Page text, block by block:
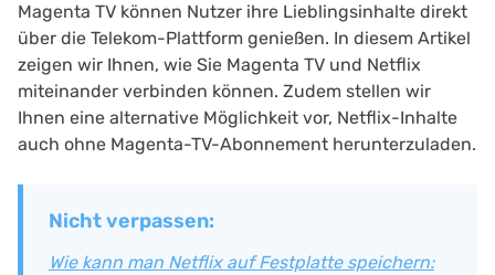
Magenta TV können Nutzer ihre Lieblingsinhalte direkt
über die Telekom-Plattform genießen. In diesem Artikel
zeigen wir Ihnen, wie Sie Magenta TV und Netflix
miteinander verbinden können. Zudem stellen wir
Ihnen eine alternative Möglichkeit vor, Netflix-Inhalte
auch ohne Magenta-TV-Abonnement herunterzuladen.
Nicht verpassen:
Wie kann man Netflix auf Festplatte speichern: